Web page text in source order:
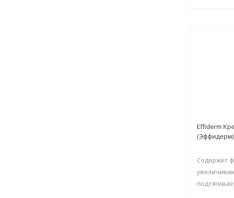
Effiderm
(Эффидерм)
Содержит